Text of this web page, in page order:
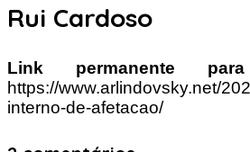
Rui Cardoso
Link permanente
https://www.arlindovsky.net/
interno-de-afetacao/